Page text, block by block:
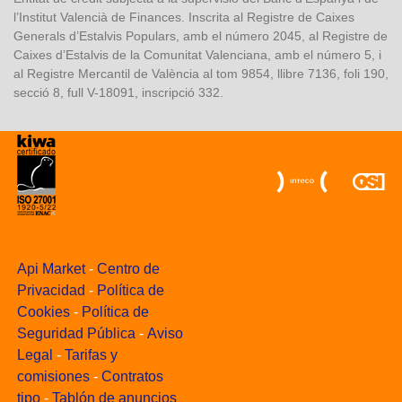
l’Institut Valencià de Finances. Inscrita al Registre de Caixes
Generals d’Estalvis Populars, amb el número 2045, al Registre de
Caixes d’Estalvis de la Comunitat Valenciana, amb el número 5, i
al Registre Mercantil de València al tom 9854, llibre 7136, foli 190,
secció 8, full V-18091, inscripció 332.
Api Market- Centro de
Privacidad - Política de
Cookies - Política de
Seguridad Pública - Aviso
Legal - Tarifas y
comisiones - Contratos
tipo - Tablón de anuncios